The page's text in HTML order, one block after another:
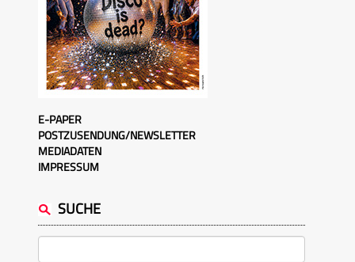
E-PAPER
POSTZUSENDUNG/NEWSLETTER
MEDIADATEN
IMPRESSUM
SUCHE